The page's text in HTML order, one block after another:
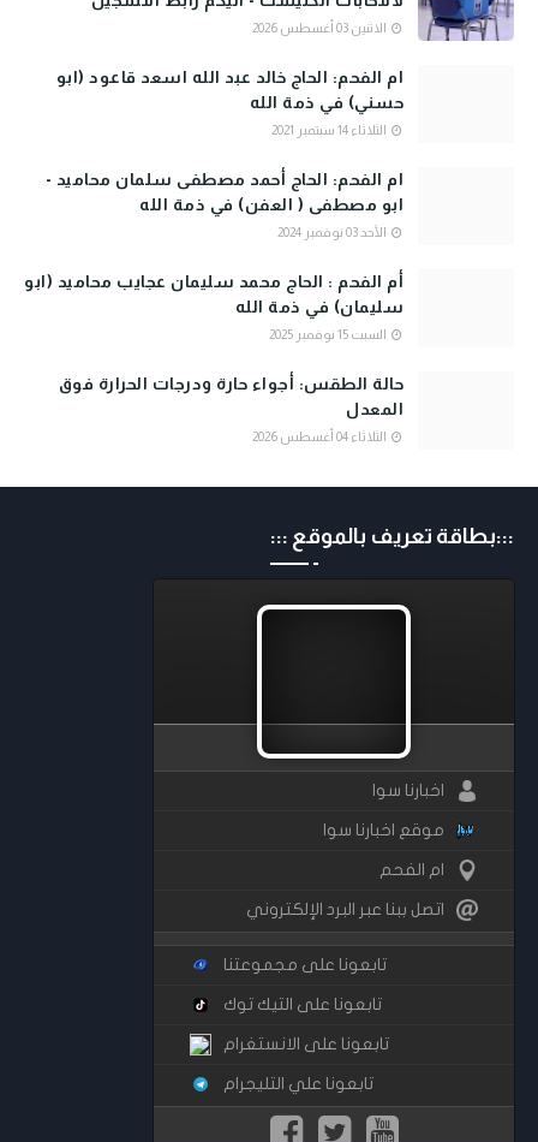
الاثنين 03 أغسطس 2026
ام الفحم: الحاج خالد عبد الله اسعد قاعود (ابو
حسني) في ذمة الله
الثلاثاء 14 سبتمبر 2021
ام الفحم: الحاج أحمد مصطفى سلمان محاميد -
ابو مصطفى ( العفن) في ذمة الله
الأحد 03 نوفمبر 2024
أم الفحم : الحاج محمد سليمان عجايب محاميد (ابو
سليمان) في ذمة الله
السبت 15 نوفمبر 2025
حالة الطقس: أجواء حارة ودرجات الحرارة فوق
المعدل
الثلاثاء 04 أغسطس 2026
:::بطاقة تعريف بالموقع :::
اخبارنا سوا
موقع اخبارنا سوا
ام الفحم
اتصل ببنا عبر البرد الإلكتروني
تابعونا على مجموعتنا
تابعونا على التيك توك
تابعونا على الانستغرام
تابعونا علي التليجرام